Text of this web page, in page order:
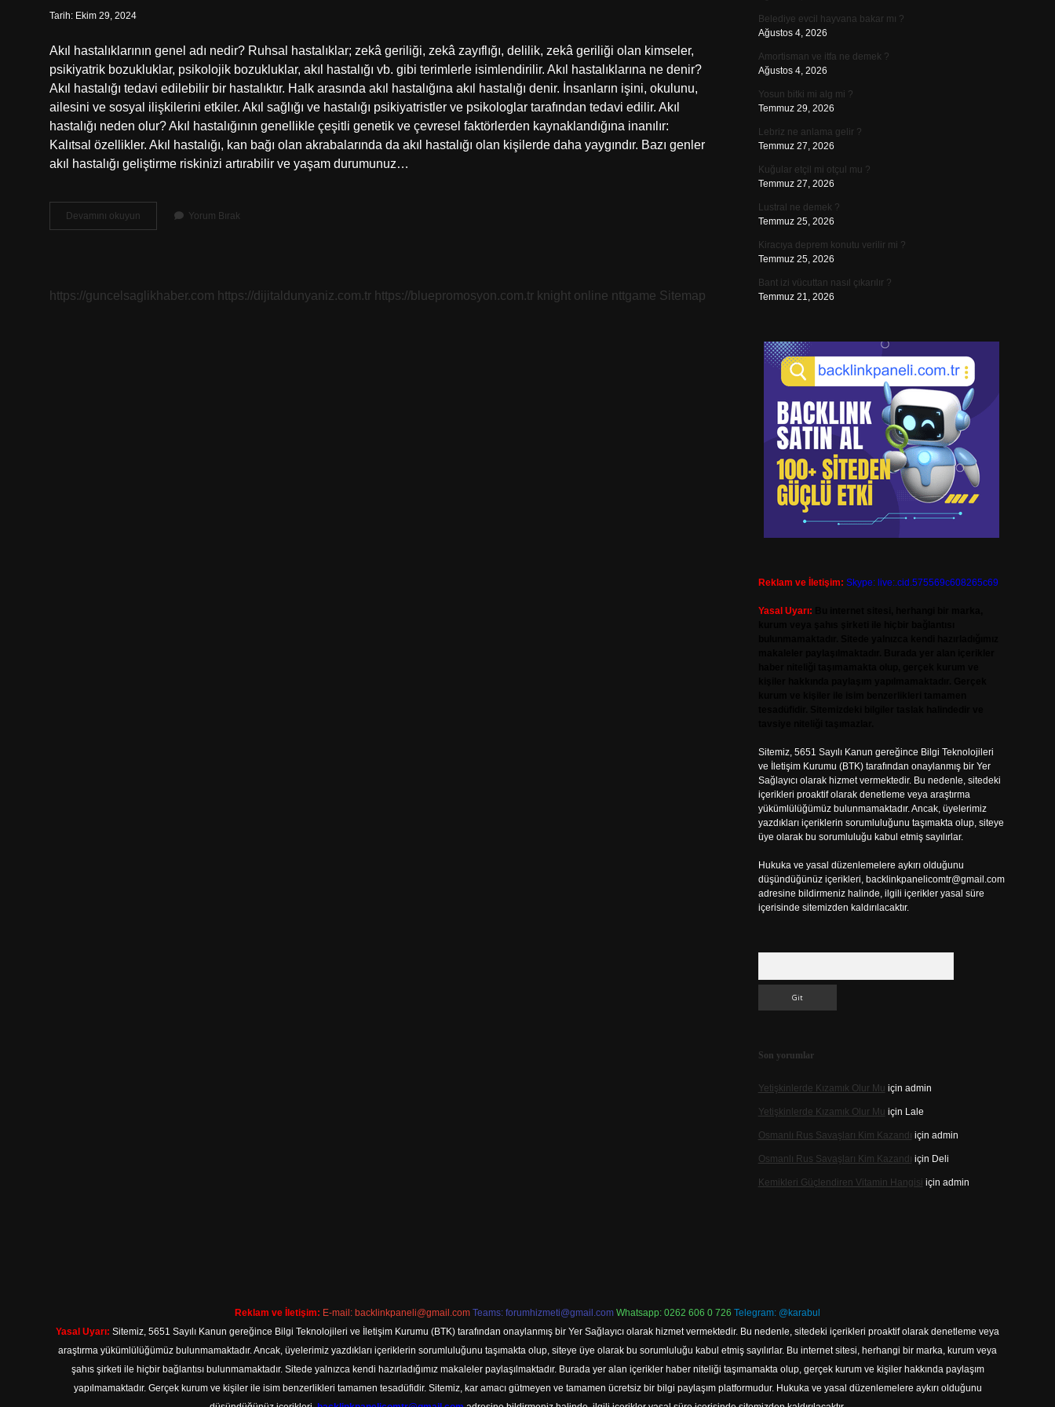
Tarih: Ekim 29, 2024
Akıl hastalıklarının genel adı nedir? Ruhsal hastalıklar; zekâ geriliği, zekâ zayıflığı, delilik, zekâ geriliği olan kimseler,
psikiyatrik bozukluklar, psikolojik bozukluklar, akıl hastalığı vb. gibi terimlerle isimlendirilir. Akıl hastalıklarına ne denir?
Akıl hastalığı tedavi edilebilir bir hastalıktır. Halk arasında akıl hastalığına akıl hastalığı denir. İnsanların işini, okulunu,
ailesini ve sosyal ilişkilerini etkiler. Akıl sağlığı ve hastalığı psikiyatristler ve psikologlar tarafından tedavi edilir. Akıl
hastalığı neden olur? Akıl hastalığının genellikle çeşitli genetik ve çevresel faktörlerden kaynaklandığına inanılır:
Kalıtsal özellikler. Akıl hastalığı, kan bağı olan akrabalarında da akıl hastalığı olan kişilerde daha yaygındır. Bazı genler
akıl hastalığı geliştirme riskinizi artırabilir ve yaşam durumunuz…
Devamını okuyun
Hastalarının
Yorum Bırak
https://guncelsaglikhaber.com https://dijitaldunyaniz.com.tr https://bluepromosyon.com.tr knight online nttgame Sitemap
Belediye evcil hayvana bakar mı ?
Ağustos 4, 2026
Amortisman ve itfa ne demek ?
Ağustos 4, 2026
Yosun bitki mi alg mi ?
Temmuz 29, 2026
Lebriz ne anlama gelir ?
Temmuz 27, 2026
Kuğular etçil mi otçul mu ?
Temmuz 27, 2026
Lustral ne demek ?
Temmuz 25, 2026
Kiracıya deprem konutu verilir mi ?
Temmuz 25, 2026
Bant izi vücuttan nasıl çıkarılır ?
Temmuz 21, 2026
Reklam ve İletişim: Skype: live:.cid.575569c608265c69
Yasal Uyarı:
Sitemiz, 5651 Sayılı Kanun gereğince Bilgi Teknolojileri
ve İletişim Kurumu (BTK) tarafından onaylanmış bir Yer
Sağlayıcı olarak hizmet vermektedir. Bu nedenle, sitedeki
içerikleri proaktif olarak denetleme veya araştırma
yükümlülüğümüz bulunmamaktadır. Ancak, üyelerimiz
yazdıkları içeriklerin sorumluluğunu taşımakta olup, siteye
üye olarak bu sorumluluğu kabul etmiş sayılırlar.
Hukuka ve yasal düzenlemelere aykırı olduğunu
düşündüğünüz içerikleri, backlinkpanelicomtr@gmail.com
adresine bildirmeniz halinde, ilgili içerikler yasal süre
içerisinde sitemizden kaldırılacaktır.
Son yorumlar
Yetişkinlerde Kızamık Olur Mu için admin
Yetişkinlerde Kızamık Olur Mu için Lale
Osmanlı Rus Savaşları Kim Kazandı için admin
Osmanlı Rus Savaşları Kim Kazandı için Deli
Kemikleri Güçlendiren Vitamin Hangisi için admin
Reklam ve İletişim: E-mail: backlinkpaneli@gmail.com Teams: forumhizmeti@gmail.com Whatsapp: 0262 606 0 726 Telegram: @karabul
Yasal Uyarı: Sitemiz, 5651 Sayılı Kanun gereğince Bilgi Teknolojileri ve İletişim Kurumu (BTK) tarafından onaylanmış bir Yer Sağlayıcı olarak hizmet vermektedir. Bu nedenle, sitedeki içerikleri proaktif olarak denetleme veya
araştırma yükümlülüğümüz bulunmamaktadır. Ancak, üyelerimiz yazdıkları içeriklerin sorumluluğunu taşımakta olup, siteye üye olarak bu sorumluluğu kabul etmiş sayılırlar. Bu internet sitesi, herhangi bir marka, kurum veya
şahıs şirketi ile hiçbir bağlantısı bulunmamaktadır. Sitede yalnızca kendi hazırladığımız makaleler paylaşılmaktadır. Burada yer alan içerikler haber niteliği taşımamakta olup, gerçek kurum ve kişiler hakkında paylaşım
yapılmamaktadır. Gerçek kurum ve kişiler ile isim benzerlikleri tamamen tesadüfidir. Sitemiz, kar amacı gütmeyen ve tamamen ücretsiz bir bilgi paylaşım platformudur. Hukuka ve yasal düzenlemelere aykırı olduğunu